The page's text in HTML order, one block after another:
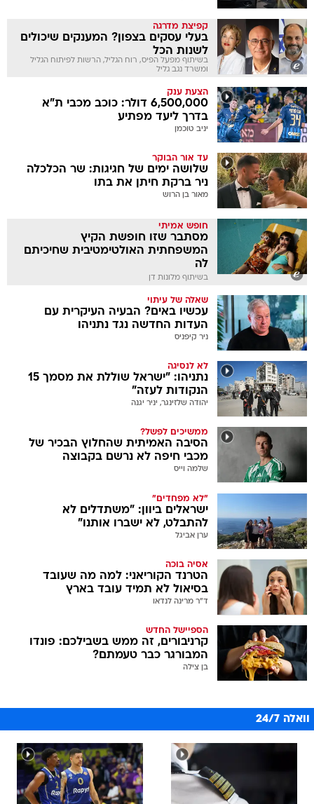
קפיצת מדרגה
בעלי עסקים בצפון? המענקים שיכולים
לשנות הכל
בשיתוף מפעל הפיס, רוח הגליל, הרשות לפיתוח הגליל
ומשרד נגב גליל
הצעת ענק
6,500,000 דולר: כוכב מכבי ת"א
בדרך ליעד מפתיע
יניב טוכמן
עד אור הבוקר
שלושה ימים של חגיגות: שר הכלכלה
ניר ברקת חיתן את בתו
מאור בן הרוש
חופש אמיתי
מסתבר שזו חופשת הקיץ
המשפחתית האולטימטיבית שחיכיתם
לה
בשיתוף מלונות דן
שאלה של עיתוי
עכשיו באים? הבעיה העיקרית עם
העדות החדשה נגד נתניהו
ניר קיפניס
לא לנסיגה
נתניהו: "ישראל שוללת את מסמך 15
הנקודות לעזה"
יהודה שלזינגר, יניר יגנה
ממשיכים לפשל?
הסיבה האמיתית שהחלוץ הבכיר של
מכבי חיפה לא נרשם בקבוצה
שלמה וייס
"לא מפחדים"
ישראלים ביוון: "משתדלים לא
להתבלט, לא ישברו אותנו"
ערן אביגל
אסיה בוכה
הטרנד הקוריאני: למה מה שעובד
בסיאול לא תמיד עובד בארץ
ד"ר מרינה לנדאו
הספיישל החדש
קרניבורים, זה ממש בשבילכם: פונדו
המבורגר כבר טעמתם?
בן צילה
וואלה 24/7